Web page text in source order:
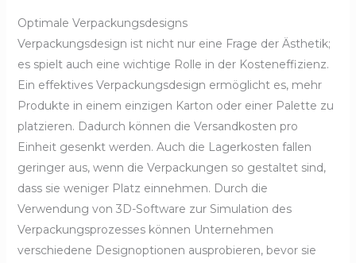
Optimale Verpackungsdesigns
Verpackungsdesign ist nicht nur eine Frage der Ästhetik;
es spielt auch eine wichtige Rolle in der Kosteneffizienz.
Ein effektives Verpackungsdesign ermöglicht es, mehr
Produkte in einem einzigen Karton oder einer Palette zu
platzieren. Dadurch können die Versandkosten pro
Einheit gesenkt werden. Auch die Lagerkosten fallen
geringer aus, wenn die Verpackungen so gestaltet sind,
dass sie weniger Platz einnehmen. Durch die
Verwendung von 3D-Software zur Simulation des
Verpackungsprozesses können Unternehmen
verschiedene Designoptionen ausprobieren, bevor sie